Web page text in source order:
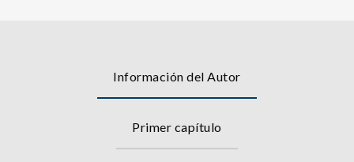
Información del Autor
Primer capítulo